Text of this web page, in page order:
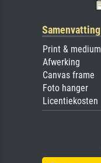
Samenvatting
Print & medium
Afwerking
Canvas frame
Foto hanger
Licentiekosten